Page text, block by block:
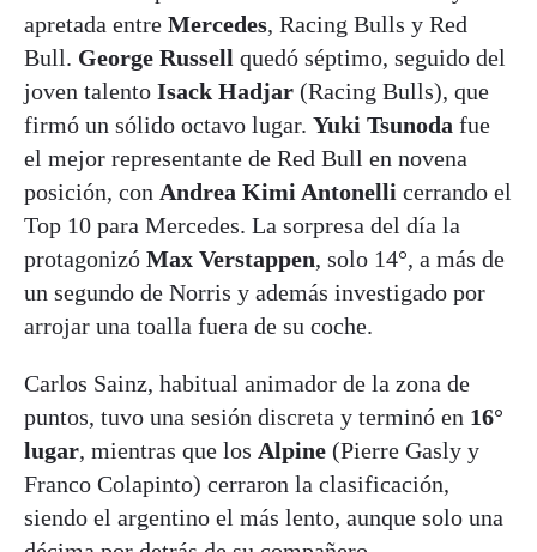
apretada entre Mercedes, Racing Bulls y Red
Bull. George Russell quedó séptimo, seguido del
joven talento Isack Hadjar (Racing Bulls), que
firmó un sólido octavo lugar. Yuki Tsunoda fue
el mejor representante de Red Bull en novena
posición, con Andrea Kimi Antonelli cerrando el
Top 10 para Mercedes. La sorpresa del día la
protagonizó Max Verstappen, solo 14°, a más de
un segundo de Norris y además investigado por
arrojar una toalla fuera de su coche.
Carlos Sainz, habitual animador de la zona de
puntos, tuvo una sesión discreta y terminó en 16°
lugar, mientras que los Alpine (Pierre Gasly y
Franco Colapinto) cerraron la clasificación,
siendo el argentino el más lento, aunque solo una